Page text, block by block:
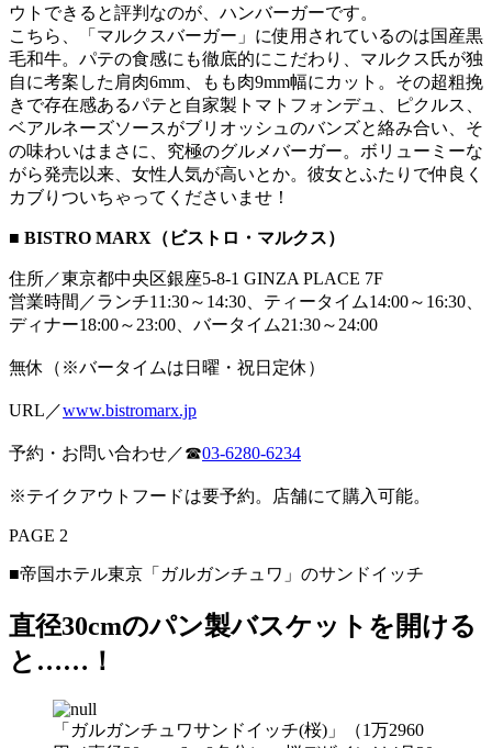
ウトできると評判なのが、ハンバーガーです。
こちら、「マルクスバーガー」に使用されているのは国産黒
毛和牛。パテの食感にも徹底的にこだわり、マルクス氏が独
自に考案した肩肉6mm、もも肉9mm幅にカット。その超粗挽
きで存在感あるパテと自家製トマトフォンデュ、ピクルス、
ベアルネーズソースがブリオッシュのバンズと絡み合い、そ
の味わいはまさに、究極のグルメバーガー。ボリューミーな
がら発売以来、女性人気が高いとか。彼女とふたりで仲良く
カブりついちゃってくださいませ！
■ BISTRO MARX（ビストロ・マルクス）
住所／東京都中央区銀座5-8-1 GINZA PLACE 7F
営業時間／ランチ11:30～14:30、ティータイム14:00～16:30、
ディナー18:00～23:00、バータイム21:30～24:00
無休（※バータイムは日曜・祝日定休）
URL／www.bistromarx.jp
予約・お問い合わせ／☎03-6280-6234
※テイクアウトフードは要予約。店舗にて購入可能。
PAGE 2
■帝国ホテル東京「ガルガンチュワ」のサンドイッチ
直径30cmのパン製バスケットを開ける
と……！
「ガルガンチュワサンドイッチ(桜)」（1万2960